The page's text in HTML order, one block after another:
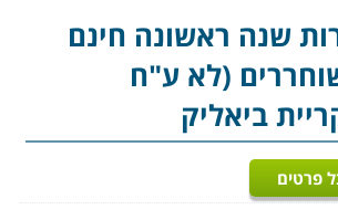
שנה ראשונה חינם
(לא ע"ח
ביאליק
פרטים